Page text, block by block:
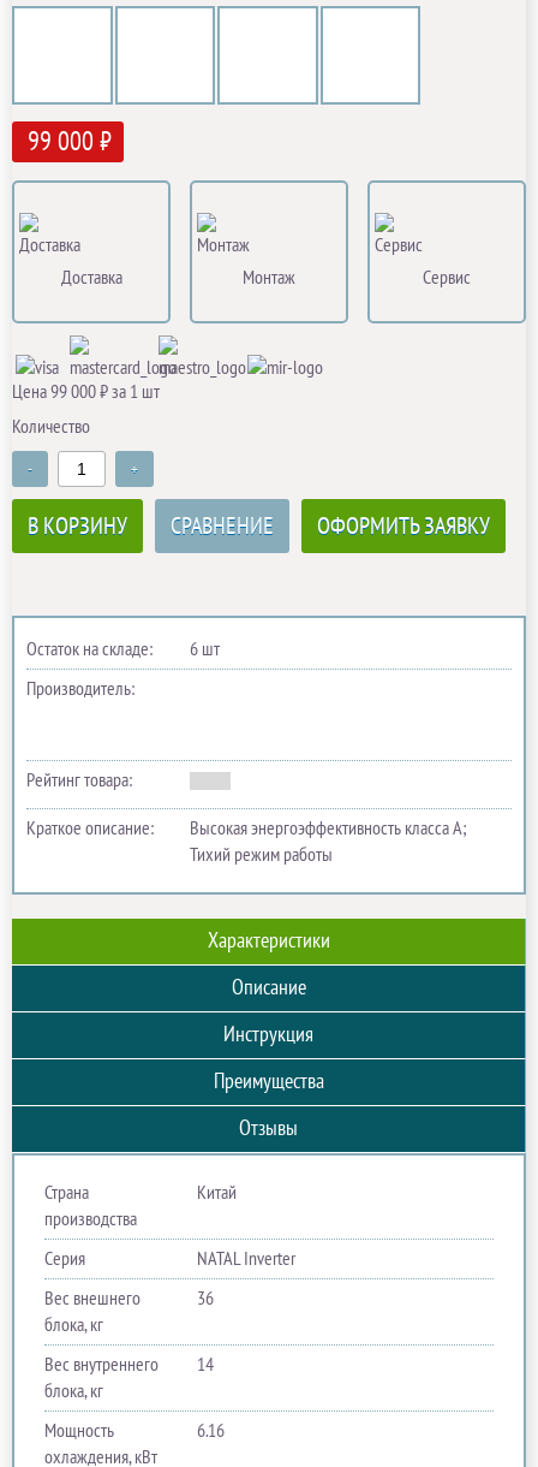
99 000 ₽
Доставка Монтаж Сервис
Цена 99 000 ₽ за 1 шт
Количество
- +
В КОРЗИНУ СРАВНЕНИЕ ОФОРМИТЬ ЗАЯВКУ
Остаток на складе:
6 шт
Производитель:
Рейтинг товара:
Краткое описание:
Высокая энергоэффективность класса А;
Тихий режим работы
Характеристики
Описание
Инструкция
Преимущества
Отзывы
Страна
производства
Китай
Серия
NATAL Inverter
Вес внешнего
блока, кг
36
Вес внутреннего
блока, кг
14
Мощность
охлаждения, кВт
6.16